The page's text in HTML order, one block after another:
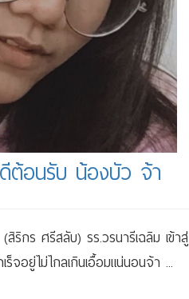
อนรับ น้องบัว จ้า
กร ศรีสลับ) รร.วรนารีเฉลิม เข้าสู่
จอยู่ไม่ไกลเกินเอื้อมแน่นอนจ้า ...